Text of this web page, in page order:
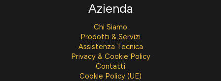
Azienda
Chi Siamo
Prodotti & Servizi
Assistenza Tecnica
Privacy & Cookie Policy
Contatti
Cookie Policy (UE)